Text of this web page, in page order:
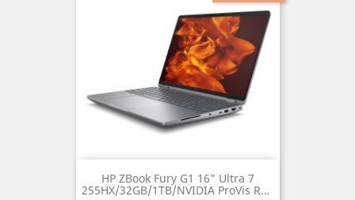
HP ZBook Fury G1 16" Ultra 7
255HX/32GB/1TB/NVIDIA ProVis RTX